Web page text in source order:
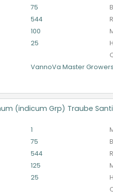
75
544
100
25
VannoVa Master Growers
(indicum Grp) Traube
1
75
544
125
25
Aaa Purpetta